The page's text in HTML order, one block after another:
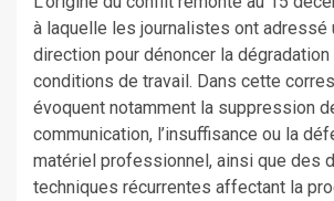
à laquelle les journalistes ont adressé
direction pour dénoncer la
conditions de travail. Dans cette
évoquent notamment la suppression
communication, l’insuffisance ou la
matériel professionnel, ainsi que des
techniques récurrentes affectant la